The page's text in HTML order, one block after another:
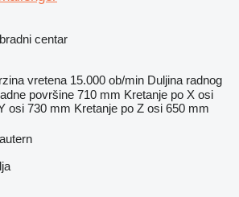
centar
vretena 15.000 ob/min Duljina radnog
površine 710 mm Kretanje po X osi
osi 730 mm Kretanje po Z osi 650 mm